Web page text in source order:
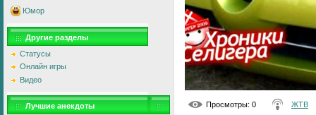
Юмор
Другие разделы
Статусы
Онлайн игры
Видео
Лучшие анекдоты Просмотры: 0 ЖТВ